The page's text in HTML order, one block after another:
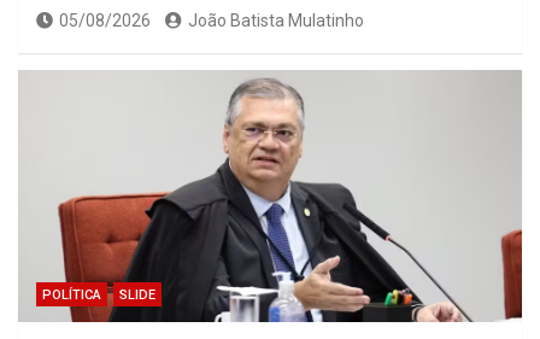
05/08/2026 João Batista Mulatinho
POLÍTICA SLIDE